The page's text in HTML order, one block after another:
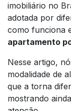
imobiliário no
adotada por
como funciona
apartamento
Nesse artigo,
modalidade de
que a torna
mostrando